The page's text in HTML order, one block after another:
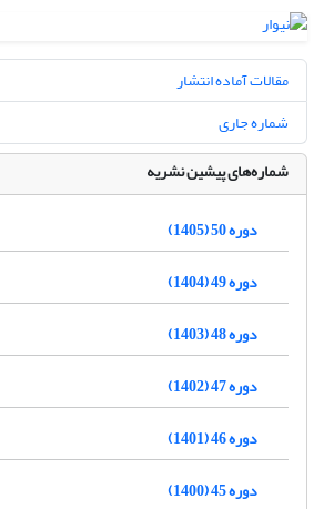
مقالات آماده انتشار
شماره جاری
شماره‌های پیشین نشریه
دوره 50 (1405)
دوره 49 (1404)
دوره 48 (1403)
دوره 47 (1402)
دوره 46 (1401)
دوره 45 (1400)